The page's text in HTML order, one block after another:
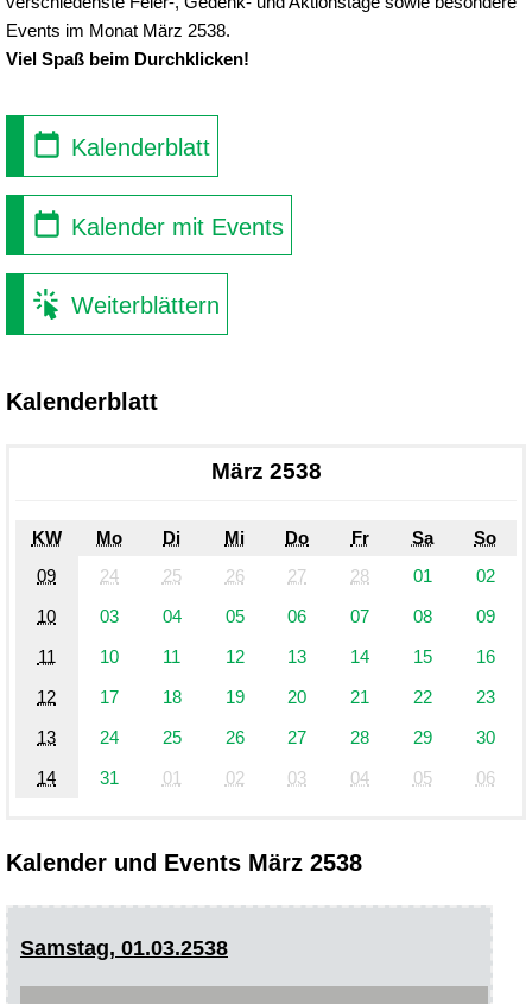
Events im Monat März 2538.
Viel Spaß beim Durchklicken!
Kalenderblatt
Kalender mit Events
Weiterblättern
Kalenderblatt
März 2538
KW Mo Di Mi Do Fr Sa
So
09
24 25 26 27 28 01
02
10
03 04 05 06 07 08
09
11
10 11 12 13 14 15
16
12
17 18 19 20 21 22
23
13
24 25 26 27 28 29
30
14
31 01 02 03 04 05 06
Kalender und Events März 2538
Samstag, 01.03.2538